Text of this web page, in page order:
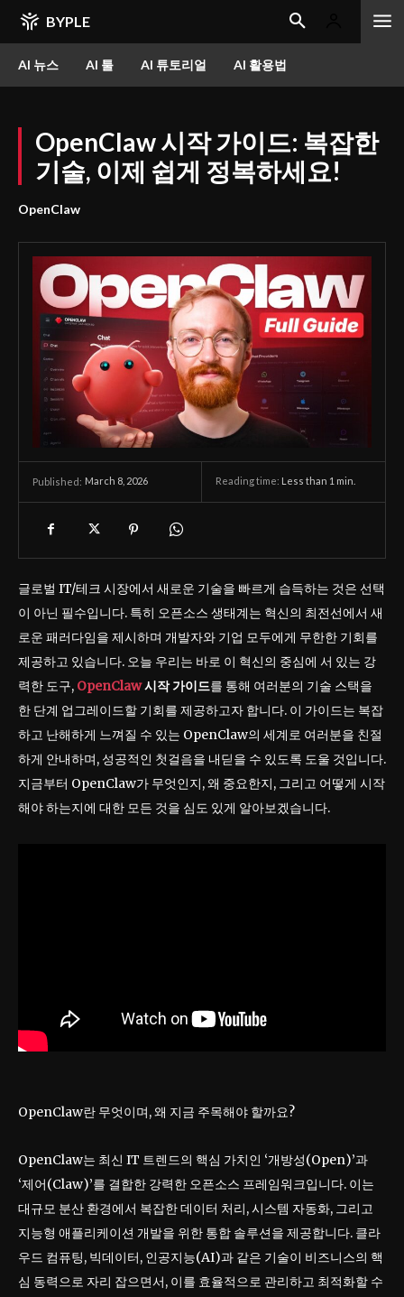
BYPLE
AI 뉴스 AI 툴 AI 튜토리얼 AI 활용법
OpenClaw 시작 가이드: 복잡한
기술, 이제 쉽게 정복하세요!
OpenClaw
Published: March 8, 2026 Reading time: Less than 1 min.
글로벌 IT/테크 시장에서 새로운 기술을 빠르게 습득하는 것은 선택
이 아닌 필수입니다. 특히 오픈소스 생태계는 혁신의 최전선에서 새
로운 패러다임을 제시하며 개발자와 기업 모두에게 무한한 기회를
제공하고 있습니다. 오늘 우리는 바로 이 혁신의 중심에 서 있는 강
력한 도구, OpenClaw시작 가이드를 통해 여러분의 기술 스택을
한 단계 업그레이드할 기회를 제공하고자 합니다. 이 가이드는 복잡
하고 난해하게 느껴질 수 있는 OpenClaw의 세계로 여러분을 친절
하게 안내하며, 성공적인 첫걸음을 내딛을 수 있도록 도울 것입니다.
지금부터 OpenClaw가 무엇인지, 왜 중요한지, 그리고 어떻게 시작
해야 하는지에 대한 모든 것을 심도 있게 알아보겠습니다.
OpenClaw란 무엇이며, 왜 지금 주목해야 할까요?
OpenClaw는 최신 IT 트렌드의 핵심 가치인 ‘개방성(Open)’과
‘제어(Claw)’를 결합한 강력한 오픈소스 프레임워크입니다. 이는
대규모 분산 환경에서 복잡한 데이터 처리, 시스템 자동화, 그리고
지능형 애플리케이션 개발을 위한 통합 솔루션을 제공합니다. 클라
우드 컴퓨팅, 빅데이터, 인공지능(AI)과 같은 기술이 비즈니스의 핵
심 동력으로 자리 잡으면서, 이를 효율적으로 관리하고 최적화할 수